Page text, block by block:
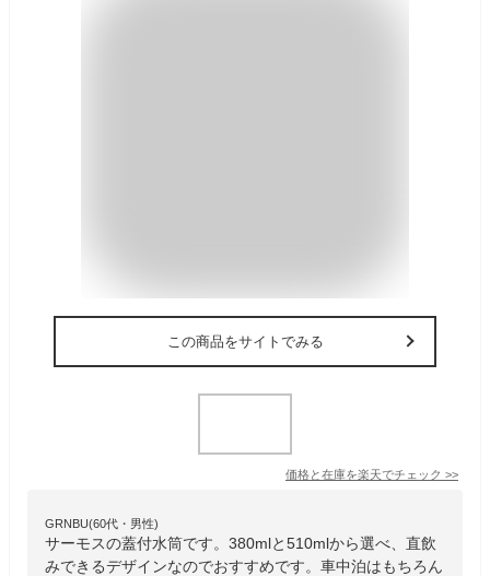
この商品をサイトでみる
価格と在庫を楽天でチェック >>
GRNBU(60代・男性)
サーモスの蓋付水筒です。380mlと510mlから選べ、直飲
みできるデザインなのでおすすめです。車中泊はもちろん